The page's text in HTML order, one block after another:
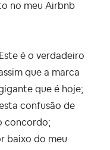
no meu Airbnb
é o verdadeiro
que a marca
que é hoje;
confusão de
concordo;
baixo do meu